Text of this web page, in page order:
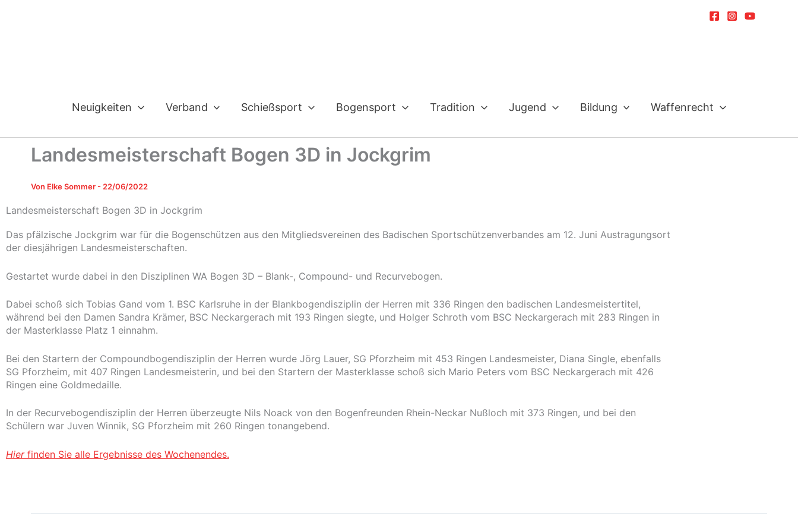
Neuigkeiten Verband Schießsport Bogensport Tradition Jugend Bildung Waffenrecht
Landesmeisterschaft Bogen 3D in Jockgrim
Von Elke Sommer - 22/06/2022
Landesmeisterschaft Bogen 3D in Jockgrim
Das pfälzische Jockgrim war für die Bogenschützen aus den Mitgliedsvereinen des Badischen Sportschützenverbandes am 12. Juni Austragungsort
der diesjährigen Landesmeisterschaften.
Gestartet wurde dabei in den Disziplinen WA Bogen 3D – Blank-, Compound- und Recurvebogen.
Dabei schoß sich Tobias Gand vom 1. BSC Karlsruhe in der Blankbogendisziplin der Herren mit 336 Ringen den badischen Landesmeistertitel,
während bei den Damen Sandra Krämer, BSC Neckargerach mit 193 Ringen siegte, und Holger Schroth vom BSC Neckargerach mit 283 Ringen in
der Masterklasse Platz 1 einnahm.
Bei den Startern der Compoundbogendisziplin der Herren wurde Jörg Lauer, SG Pforzheim mit 453 Ringen Landesmeister, Diana Single, ebenfalls
SG Pforzheim, mit 407 Ringen Landesmeisterin, und bei den Startern der Masterklasse schoß sich Mario Peters vom BSC Neckargerach mit 426
Ringen eine Goldmedaille.
In der Recurvebogendisziplin der Herren überzeugte Nils Noack von den Bogenfreunden Rhein-Neckar Nußloch mit 373 Ringen, und bei den
Schülern war Juven Winnik, SG Pforzheim mit 260 Ringen tonangebend.
Hierfinden Sie alle Ergebnisse des Wochenendes.